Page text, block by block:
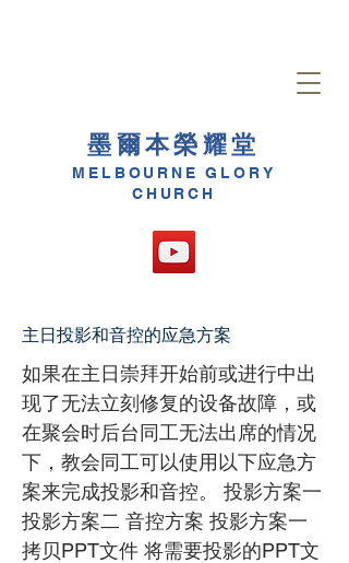
墨爾本榮耀堂
MELBOURNE GLORY
CHURCH
主日投影和音控的应急方案
如果在主日崇拜开始前或进行中出
现了无法立刻修复的设备故障，或
在聚会时后台同工无法出席的情况
下，教会同工可以使用以下应急方
案来完成投影和音控。 投影方案一
投影方案二 音控方案 投影方案一
拷贝PPT文件 将需要投影的PPT文